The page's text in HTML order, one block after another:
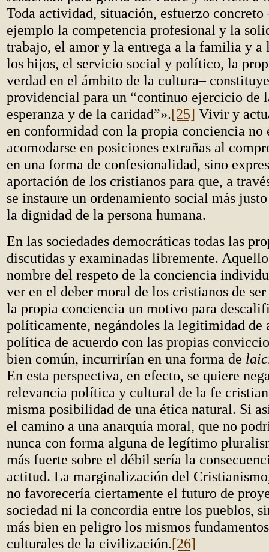
Toda actividad, situación, esfuerzo concreto
ejemplo la competencia profesional y la
trabajo, el amor y la entrega a la familia y a
los hijos, el servicio social y político, la
verdad en el ámbito de la cultura–
providencial para un “continuo ejercicio de
esperanza y de la caridad”».[25] Vivir y
en conformidad con la propia conciencia no
acomodarse en posiciones extrañas al
en una forma de confesionalidad, sino
aportación de los cristianos para que, a
se instaure un ordenamiento social más
la dignidad de la persona humana.
En las sociedades democráticas todas las
discutidas y examinadas libremente.
nombre del respeto de la conciencia
ver en el deber moral de los cristianos de
la propia conciencia un motivo para
políticamente, negándoles la legitimidad de
política de acuerdo con las propias
bien común, incurrirían en una forma de
En esta perspectiva, en efecto, se quiere
relevancia política y cultural de la fe
misma posibilidad de una ética natural. Si
el camino a una anarquía moral, que no
nunca con forma alguna de legítimo
más fuerte sobre el débil sería la
actitud. La marginalización del
no favorecería ciertamente el futuro de
sociedad ni la concordia entre los pueblos,
más bien en peligro los mismos
culturales de la civilización.[26]